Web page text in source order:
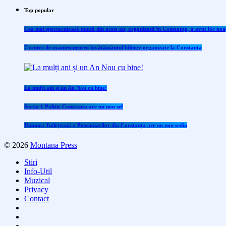
Top popular
Cea mai spectaculoasă nuntă din acest an, organizată în Constanța, a avut loc
7 centre de examen pentru învăţământul bilingv organizate la Constanţa
La mulți ani și un An Nou cu bine!
Sectia 1 Politie Constanta are un nou sef
Uniunea Județeană a Pensionarilor din Constanța are un nou sediu
© 2026 Montana Press
Stiri
Info-Util
Muzical
Privacy
Contact